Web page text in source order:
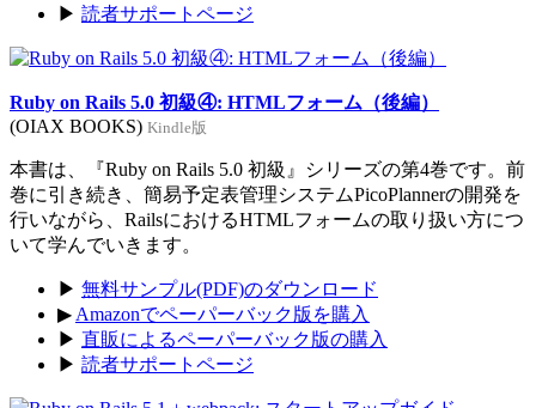
▶ 読者サポートページ
Ruby on Rails 5.0 初級④: HTMLフォーム（後編）
(OIAX BOOKS) Kindle版
本書は、『Ruby on Rails 5.0 初級』シリーズの第4巻です。前
巻に引き続き、簡易予定表管理システムPicoPlannerの開発を
行いながら、RailsにおけるHTMLフォームの取り扱い方につ
いて学んでいきます。
▶ 無料サンプル(PDF)のダウンロード
▶ Amazonでペーパーバック版を購入
▶ 直販によるペーパーバック版の購入
▶ 読者サポートページ